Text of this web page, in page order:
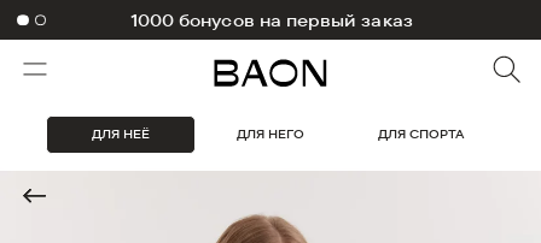
1000 бонусов на первый заказ
ДЛЯ НЕЁ ДЛЯ НЕГО ДЛЯ СПОРТА